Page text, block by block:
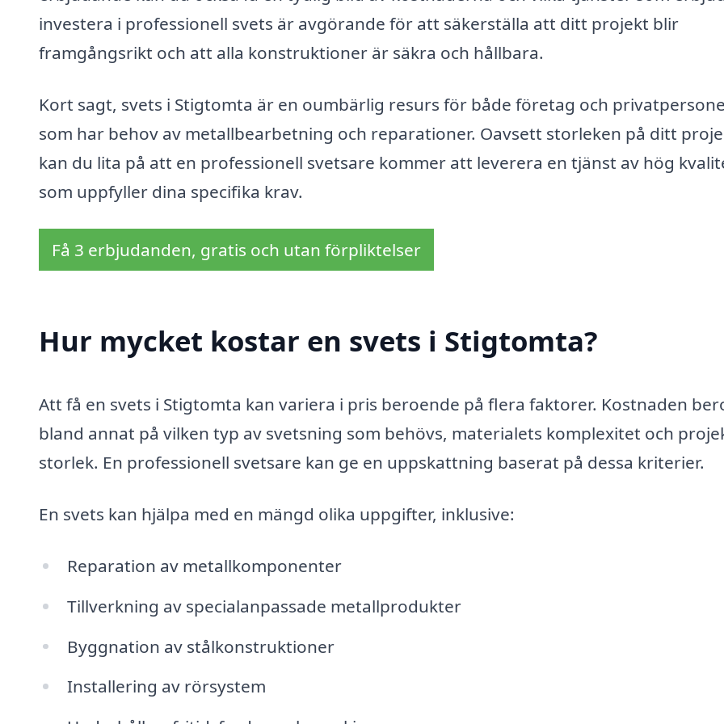
investera i professionell svets är avgörande för att säkerställa att ditt projekt blir
framgångsrikt och att alla konstruktioner är säkra och hållbara.
Kort sagt, svets i Stigtomta är en oumbärlig resurs för både företag och
som har behov av metallbearbetning och reparationer. Oavsett storleken på ditt
kan du lita på att en professionell svetsare kommer att leverera en tjänst av hög
som uppfyller dina specifika krav.
Få 3 erbjudanden, gratis och utan förpliktelser
Hur mycket kostar en svets i Stigtomta?
Att få en svets i Stigtomta kan variera i pris beroende på flera faktorer. Kostnaden
bland annat på vilken typ av svetsning som behövs, materialets komplexitet och
storlek. En professionell svetsare kan ge en uppskattning baserat på dessa kriterier.
En svets kan hjälpa med en mängd olika uppgifter, inklusive:
Reparation av metallkomponenter
Tillverkning av specialanpassade metallprodukter
Byggnation av stålkonstruktioner
Installering av rörsystem